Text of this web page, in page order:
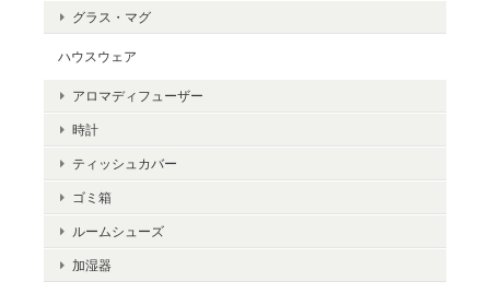
グラス・マグ
ハウスウェア
アロマディフューザー
時計
ティッシュカバー
ゴミ箱
ルームシューズ
加湿器